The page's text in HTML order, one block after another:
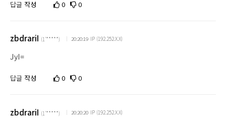
답글 작성 0 0
zbdrariI (1'*****) 20:20:19 IP (192.252.X.X)
JyI=
답글 작성 0 0
zbdrariI (1'*****) 20:20:20 IP (192.252.X.X)